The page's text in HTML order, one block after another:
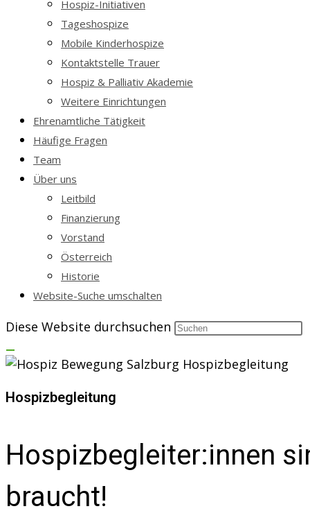
Hospiz-Initiativen
Tageshospize
Mobile Kinderhospize
Kontaktstelle Trauer
Hospiz & Palliativ Akademie
Weitere Einrichtungen
Ehrenamtliche Tätigkeit
Häufige Fragen
Team
Über uns
Leitbild
Finanzierung
Vorstand
Österreich
Historie
Website-Suche umschalten
Diese Website durchsuchen
Hospizbegleitung
Hospizbegleiter:innen
braucht!